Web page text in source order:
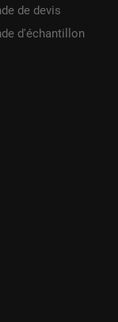
de devis
d'échantillon